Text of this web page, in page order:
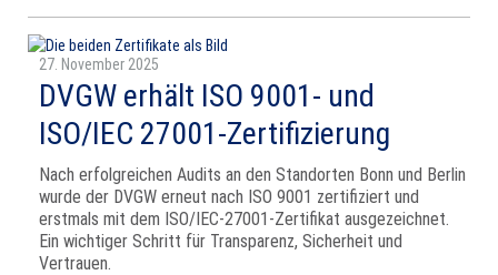
27. November 2025
DVGW erhält ISO 9001- und
ISO/IEC 27001-Zertifizierung
Nach erfolgreichen Audits an den Standorten Bonn und Berlin
wurde der DVGW erneut nach ISO 9001 zertifiziert und
erstmals mit dem ISO/IEC-27001-Zertifikat ausgezeichnet.
Ein wichtiger Schritt für Transparenz, Sicherheit und
Vertrauen.